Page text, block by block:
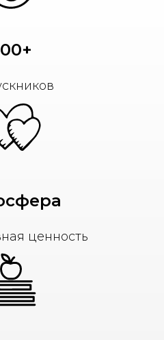
ценность